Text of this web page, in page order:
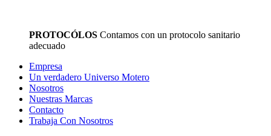
PROTOCÓLOS Contamos con un protocolo sanitario
adecuado
Empresa
Un verdadero Universo Motero
Nosotros
Nuestras Marcas
Contacto
Trabaja Con Nosotros